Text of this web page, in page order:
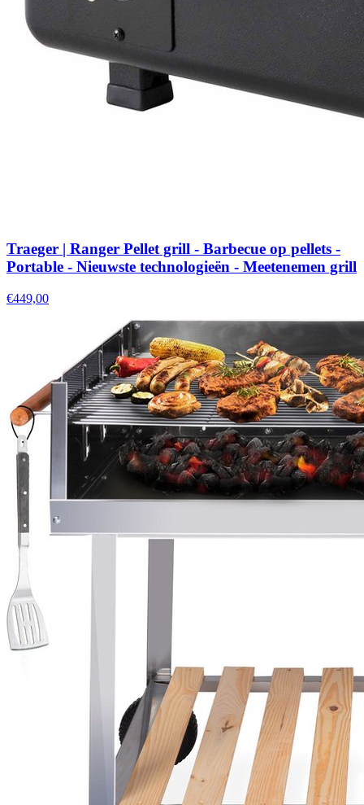
Traeger | Ranger Pellet grill - Barbecue op pellets -
Portable - Nieuwste technologieën - Meetenemen grill
€449,00